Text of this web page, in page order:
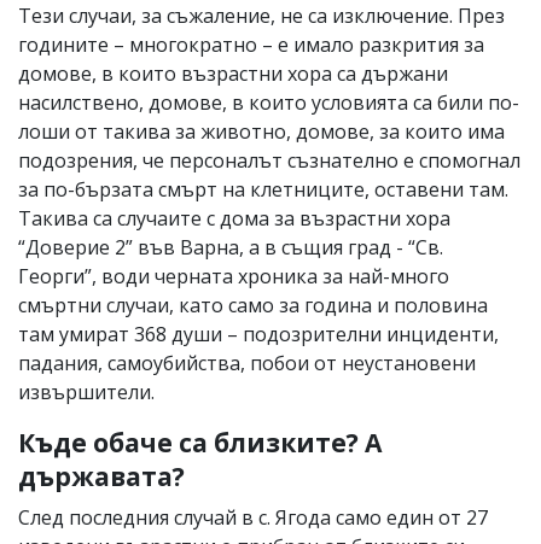
Тези случаи, за съжаление, не са изключение. През
годините – многократно – е имало разкрития за
домове, в които възрастни хора са държани
насилствено, домове, в които условията са били по-
лоши от такива за животно, домове, за които има
подозрения, че персоналът съзнателно е спомогнал
за по-бързата смърт на клетниците, оставени там.
Такива са случаите с дома за възрастни хора
“Доверие 2” във Варна, а в същия град - “Св.
Георги”, води черната хроника за най-много
смъртни случаи, като само за година и половина
там умират 368 души – подозрителни инциденти,
падания, самоубийства, побои от неустановени
извършители.
Къде обаче са близките? А
държавата?
След последния случай в с. Ягода само един от 27